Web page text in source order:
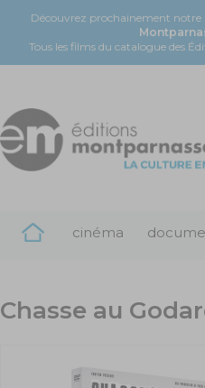
Découvrez prochainement
Tous les films du catalogue des
cinéma
Chasse au